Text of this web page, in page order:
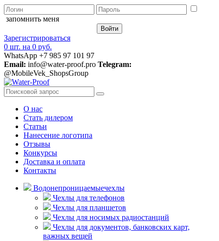
запомнить меня
Зарегистрироваться
0 шт. на 0 руб.
WhatsApp +7 985 97 101 97
Email: info@water-proof.pro Telegram:
@MobileVek_ShopsGroup
О нас
Стать дилером
Статьи
Нанесение логотипа
Отзывы
Конкурсы
Доставка и оплата
Контакты
Водонепроницаемыечехлы
Чехлы для телефонов
Чехлы для планшетов
Чехлы для носимых радиостанций
Чехлы для документов, банковских карт,
важных вещей